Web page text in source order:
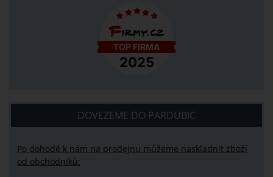
DOVEZEME DO PARDUBIC
Po dohodě k nám na prodejnu můžeme naskladnit zboží
od obchodníků: